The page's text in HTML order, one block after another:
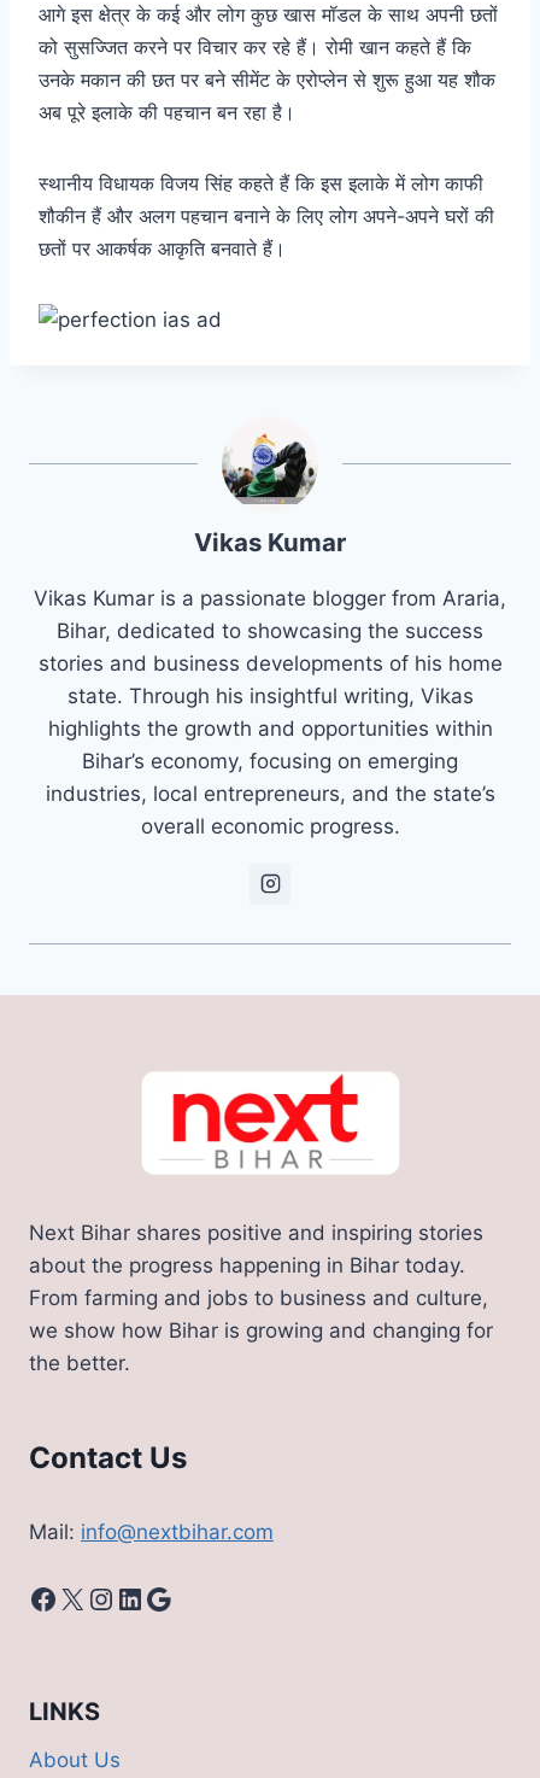
आगे इस क्षेत्र के कई और लोग कुछ खास मॉडल के साथ अपनी छतों
को सुसज्जित करने पर विचार कर रहे हैं। रोमी खान कहते हैं कि
उनके मकान की छत पर बने सीमेंट के एरोप्लेन से शुरू हुआ यह शौक
अब पूरे इलाके की पहचान बन रहा है।
स्थानीय विधायक विजय सिंह कहते हैं कि इस इलाके में लोग काफी
शौकीन हैं और अलग पहचान बनाने के लिए लोग अपने-अपने घरों की
छतों पर आकर्षक आकृति बनवाते हैं।
Vikas Kumar
Vikas Kumar is a passionate blogger from Araria,
Bihar, dedicated to showcasing the success
stories and business developments of his home
state. Through his insightful writing, Vikas
highlights the growth and opportunities within
Bihar’s economy, focusing on emerging
industries, local entrepreneurs, and the state’s
overall economic progress.
Next Bihar shares positive and inspiring stories
about the progress happening in Bihar today.
From farming and jobs to business and culture,
we show how Bihar is growing and changing for
the better.
Contact Us
Mail: info@nextbihar.com
Facebook
X Instagram
LinkedIn
Google
LINKS
About Us